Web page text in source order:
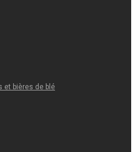
et bières de blé